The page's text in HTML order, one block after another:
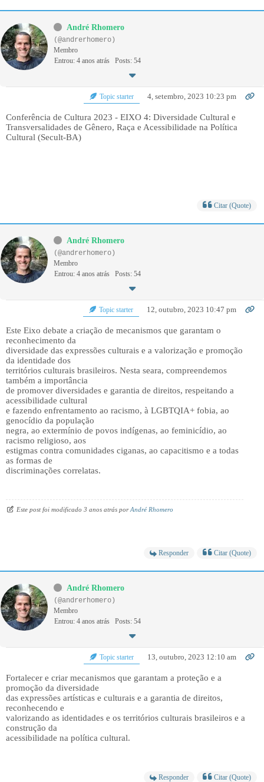
André Rhomero
(@andrerhomero)
Membro
Entrou: 4 anos atrás
Posts: 54
Topic starter 4, setembro, 2023 10:23 pm
Conferência de Cultura 2023 - EIXO 4: Diversidade Cultural e
Transversalidades de Gênero, Raça e Acessibilidade na Política
Cultural (Secult-BA)
Citar (Quote)
André Rhomero
(@andrerhomero)
Membro
Entrou: 4 anos atrás
Posts: 54
Topic starter 12, outubro, 2023 10:47 pm
Este Eixo debate a criação de mecanismos que garantam o
reconhecimento da
diversidade das expressões culturais e a valorização e promoção
da identidade dos
territórios culturais brasileiros. Nesta seara, compreendemos
também a importância
de promover diversidades e garantia de direitos, respeitando a
acessibilidade cultural
e fazendo enfrentamento ao racismo, à LGBTQIA+ fobia, ao
genocídio da população
negra, ao extermínio de povos indígenas, ao feminicídio, ao
racismo religioso, aos
estigmas contra comunidades ciganas, ao capacitismo e a todas
as formas de
discriminações correlatas.
Este post foi modificado 3 anos atrás porAndré Rhomero
Responder Citar (Quote)
André Rhomero
(@andrerhomero)
Membro
Entrou: 4 anos atrás
Posts: 54
Topic starter 13, outubro, 2023 12:10 am
Fortalecer e criar mecanismos que garantam a proteção e a
promoção da diversidade
das expressões artísticas e culturais e a garantia de direitos,
reconhecendo e
valorizando as identidades e os territórios culturais brasileiros e a
construção da
acessibilidade na política cultural.
Responder Citar (Quote)